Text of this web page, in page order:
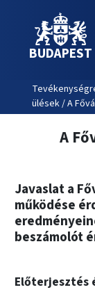
BUDAPEST
ülések / A
A
Javaslat a
működése
beszámolót
Előterjesztés